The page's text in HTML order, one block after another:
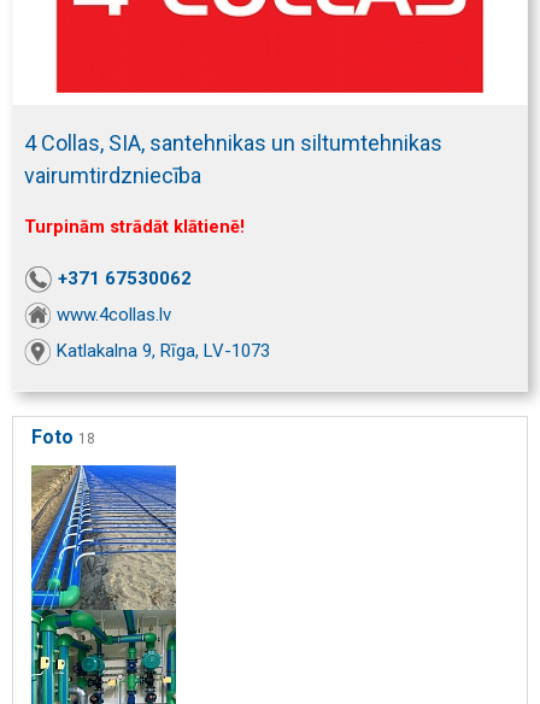
4 Collas, SIA, santehnikas un siltumtehnikas
vairumtirdzniecība
Turpinām strādāt klātienē!
+371 67530062
www.4collas.lv
Katlakalna 9, Rīga, LV-1073
Foto 18